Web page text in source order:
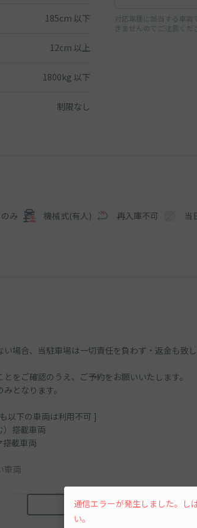
185cm 以下
12cm 以上
1800kg 以下
制限なし
対応車種に該当する車両
きませんのでご注意くだ
み 機械式(有人) 再入庫不可 当
場合、当駐車場は一切責任を負わず・返金も致し
をご確認のうえ、ご予約をお願いいたします。
となります。
以下の車両は利用不可 ]
）搭載車両
搭載車両
車両
ワゴン・一部の軽自動車は利用できません
イヤ幅が広い車は利用できない可能性あり
制限内ですが、タイプ・年式等により車幅制限オ
続きを読む
通信エラーが発生しました。し
い。